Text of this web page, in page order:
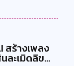
สร้างเพลง
ละเมิดลิข